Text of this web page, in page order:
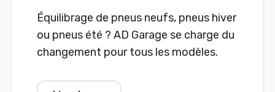
Équilibrage de pneus neufs, pneus hiver
ou pneus été ? AD Garage se charge du
changement pour tous les modèles.